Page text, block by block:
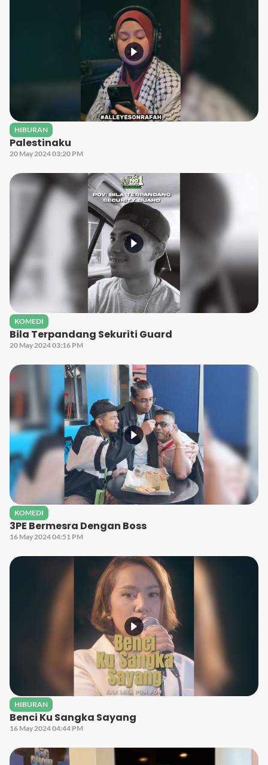
HIBURAN
Palestinaku
20 May 2024 03:20 PM
KOMEDI
Bila Terpandang Sekuriti Guard
20 May 2024 03:16 PM
KOMEDI
3PE Bermesra Dengan Boss
16 May 2024 04:51 PM
HIBURAN
Benci Ku Sangka Sayang
16 May 2024 04:44 PM